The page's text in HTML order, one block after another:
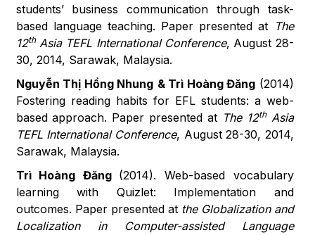
students’ business communication through task-
based language teaching. Paper presented at The
12thAsia TEFL International Conference, August 28-
30, 2014, Sarawak, Malaysia.
Nguyễn Thị Hồng Nhung & Trì Hoàng Đăng (2014)
Fostering reading habits for EFL students: a web-
based approach. Paper presented atThe 12thAsia
TEFL International Conference, August 28-30, 2014,
Sarawak, Malaysia.
Trì Hoàng Đăng (2014). Web-based vocabulary
learning with Quizlet: Implementation and
outcomes. Paper presented at the Globalization and
Localization in Computer-assisted Language